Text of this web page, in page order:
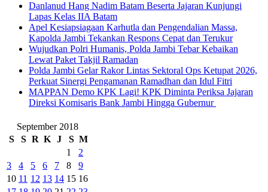
Danlanud Hang Nadim Batam Beserta Jajaran Kunjungi
Lapas Kelas IIA Batam
Apel Kesiapsiagaan Karhutla dan Pengendalian Massa,
Kapolda Jambi Tekankan Respons Cepat dan Terukur
Wujudkan Polri Humanis, Polda Jambi Tebar Kebaikan
Lewat Paket Takjil Ramadan
Polda Jambi Gelar Rakor Lintas Sektoral Ops Ketupat 2026,
Perkuat Sinergi Pengamanan Ramadhan dan Idul Fitri
‎MAPPAN Demo KPK Lagi! KPK Diminta Periksa Jajaran
Direksi Komisaris Bank Jambi Hingga Gubernur ‎
September 2018
S
S R K J S M
1
2
3
4 5 6 7 8
9
10 11 12 13 14 15 16